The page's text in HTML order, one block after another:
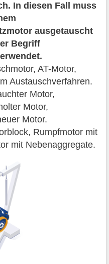
In diesen Fall muss
ausgetauscht
Begriff
AT-Motor,
Austauschverfahren.
Motor,
Motor,
Motor.
Rumpfmotor mit
mit Nebenaggregate.